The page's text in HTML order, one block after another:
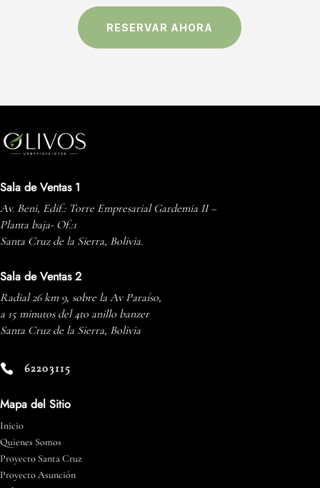
RESERVAR AHORA
Sala de Ventas 1
Av. Beni, Edif.: Torre Empresarial Gardemia II –
Planta baja- Of.:1
Santa Cruz de la Sierra, Bolivia.
Sala de Ventas 2
Radial 26 km 9, sobre la Av Paraíso,
a 15 minutos del 4to anillo banzer
Santa Cruz de la Sierra, Bolivia
 62203115
Mapa del Sitio
Inicio
Quienes Somos
Proyecto Santa Cruz
Proyecto Asunción